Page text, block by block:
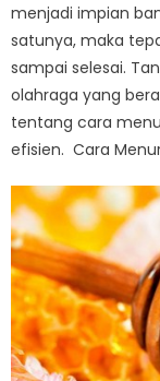
menjadi impian
satunya, maka
sampai selesai.
olahraga yang
tentang cara
efisien. Cara